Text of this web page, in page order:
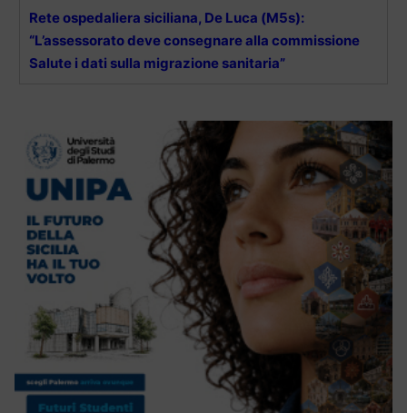
Rete ospedaliera siciliana, De Luca (M5s):
“L’assessorato deve consegnare alla commissione
Salute i dati sulla migrazione sanitaria”